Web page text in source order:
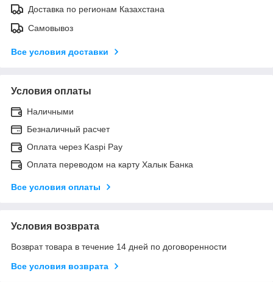
Доставка по регионам Казахстана
Самовывоз
Все условия доставки
Условия оплаты
Наличными
Безналичный расчет
Оплата через Kaspi Pay
Оплата переводом на карту Халык Банка
Все условия оплаты
Условия возврата
Возврат товара в течение 14 дней по договоренности
Все условия возврата